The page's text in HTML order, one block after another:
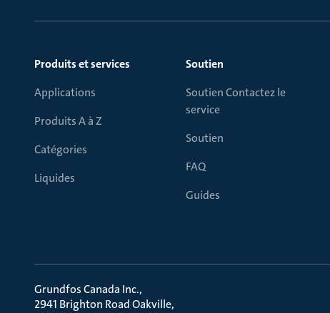
Produits et services
Applications
Produits A à Z
Catégories
Liquides
Soutien
Soutien Contactez le
service
Soutien
FAQ
Guides
Grundfos Canada Inc.
2941 Brighton Road Oakville